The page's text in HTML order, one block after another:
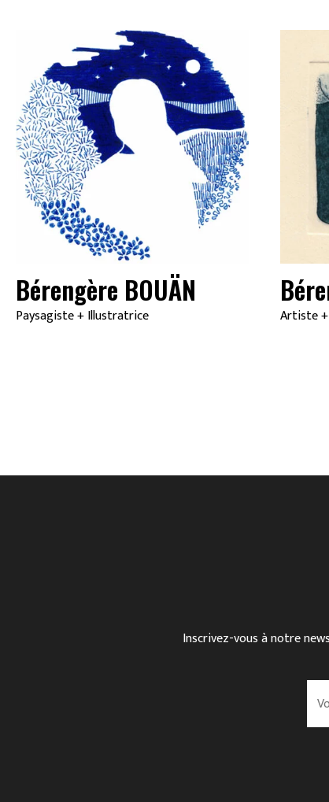
Bérengère BOUÄN
Paysagiste+Illustratrice Artiste+
Inscrivez-vous à notre
V
r